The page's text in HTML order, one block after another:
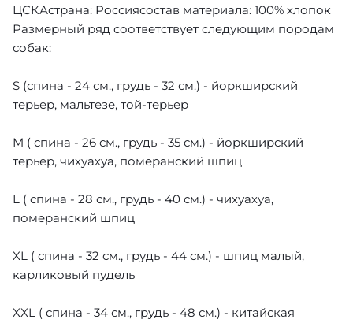
ЦСКАстрана: Россиясостав материала: 100% хлопок
Размерный ряд соответствует следующим породам
собак:
S (спина - 24 см., грудь - 32 см.) - йоркширский
терьер, мальтезе, той-терьер
M ( спина - 26 см., грудь - 35 см.) - йоркширский
терьер, чихуахуа, померанский шпиц
L ( спина - 28 см., грудь - 40 см.) - чихуахуа,
померанский шпиц
XL ( спина - 32 см., грудь - 44 см.) - шпиц малый,
карликовый пудель
XXL ( спина - 34 см., грудь - 48 см.) - китайская